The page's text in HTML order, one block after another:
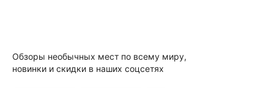
Обзоры необычных мест по всему миру,
новинки и скидки в наших соцсетях